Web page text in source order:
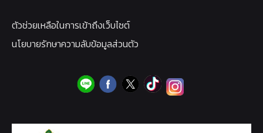
ตัวช่วยเหลือในการเข้าถึงเว็บไซต์
นโยบายรักษาความลับข้อมูลส่วนตัว